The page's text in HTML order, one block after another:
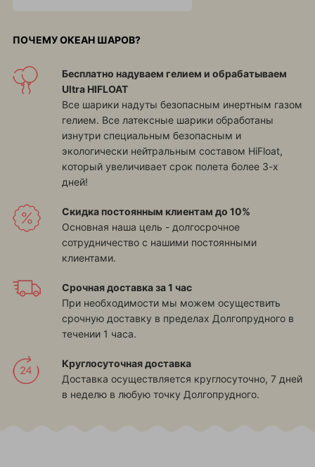
ПОЧЕМУ ОКЕАН ШАРОВ?
Бесплатно надуваем гелием и обрабатываем
Ultra HIFLOAT
Все шарики надуты безопасным инертным газом
гелием. Все латексные шарики обработаны
изнутри специальным безопасным и
экологически нейтральным составом HiFloat,
который увеличивает срок полета более 3-х
дней!
Скидка постоянным клиентам до 10%
Основная наша цель - долгосрочное
сотрудничество с нашими постоянными
клиентами.
Срочная доставка за 1 час
При необходимости мы можем осуществить
срочную доставку в пределах Долгопрудного в
течении 1 часа.
Круглосуточная доставка
Доставка осуществляется круглосуточно, 7 дней
в неделю в любую точку Долгопрудного.